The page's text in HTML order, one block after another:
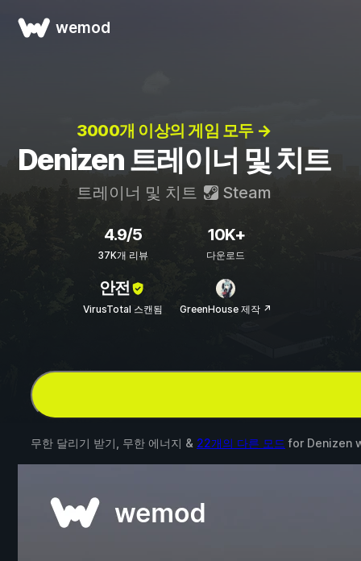
wemod
3000개 이상의 게임 모두 →
Denizen 트레이너 및 치트
트레이너 및 치트 Steam
4.9/5
37K개 리뷰
10K+
다운로드
안전
VirusTotal 스캔됨 GreenHouse 제작 ↗
무한 달리기 받기, 무한 에너지 & 22개의 다른 모드 for Denizen